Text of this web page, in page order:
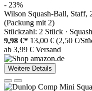
- 23%
Wilson Squash-Ball, Staff,
(Packung mit 2)
Stückzahl: 2 Stück ·
9,98 €* 13,00 € (2,50 €/
ab 3,99 € Versand
Weitere Details